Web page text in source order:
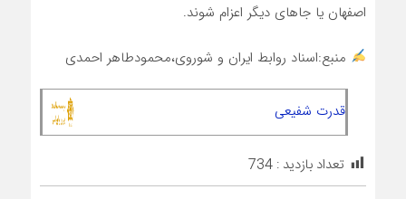
اصفهان یا جاهای دیگر اعزام شوند.
منبع:اسناد روابط ایران و شوروی،محمودطاهر احمدی
قدرت شفیعی
تعداد بازدید : 734